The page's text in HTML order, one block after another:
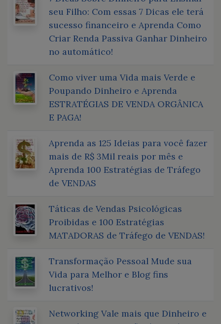
seu Filho: Com essas 7 Dicas ele terá
sucesso financeiro e Aprenda Como
Criar Renda Passiva Ganhar Dinheiro
no automático!
Como viver uma Vida mais Verde e
Poupando Dinheiro e Aprenda
ESTRATÉGIAS DE VENDA ORGÂNICA
E PAGA!
Aprenda as 125 Ideias para você fazer
mais de R$ 3Mil reais por mês e
Aprenda 100 Estratégias de Tráfego
de VENDAS
Táticas de Vendas Psicológicas
Proibidas e 100 Estratégias
MATADORAS de Tráfego de VENDAS!
Transformação Pessoal Mude sua
Vida para Melhor e Blog fins
lucrativos!
Networking Vale mais que Dinheiro e